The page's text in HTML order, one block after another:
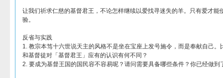
让我们祈求仁慈的基督君王，不论怎样继续以爱找寻迷失的羊。只有爱才能
验。
反省与实践
1. 教宗本笃十六世说天主的风格不是坐在宝座上发号施令，而是奉献自己
和基督徒对「基督君王」应有的认识有何不同？
2. 要成为基督王国的国民容不容易呢？请问需要具备哪些条件？你已经做到